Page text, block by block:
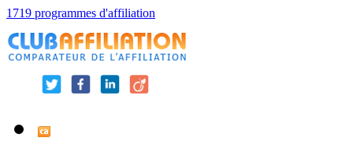
1719 programmes d'affiliation